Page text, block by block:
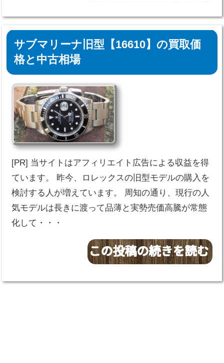
サブマリーナ旧型【16610】の買取価
格と中古相場
[PR] 当サイトはアフィリエイト広告による収益を得
ています。 昨今、ロレックスの旧型モデルの購入を
検討する人が増えています。 周知の通り、現行の人
気モデルは長きに渡って品薄と実勢売価高騰が常態
化して・・・